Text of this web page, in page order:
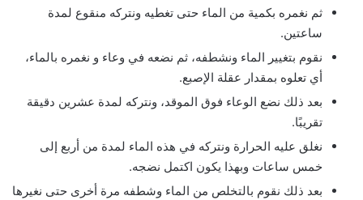
ثم نغمره بكمية من الماء حتى تغطيه ونتركه منقوع لمدة
ساعتين.
نقوم بتغيير الماء ونشطفه، ثم نضعه في وعاء و نغمره بالماء،
أي تعلوه بمقدار عقلة الإصبع.
بعد ذلك نضع الوعاء فوق الموقد، ونتركه لمدة عشرين دقيقة
تقريبًا.
نغلق عليه الحرارة ونتركه في هذه الماء لمدة من أربع إلى
خمس ساعات وبهذا يكون اكتمل نضجه.
بعد ذلك نقوم بالتخلص من الماء وشطفه مرة أخرى حتى نغيرها